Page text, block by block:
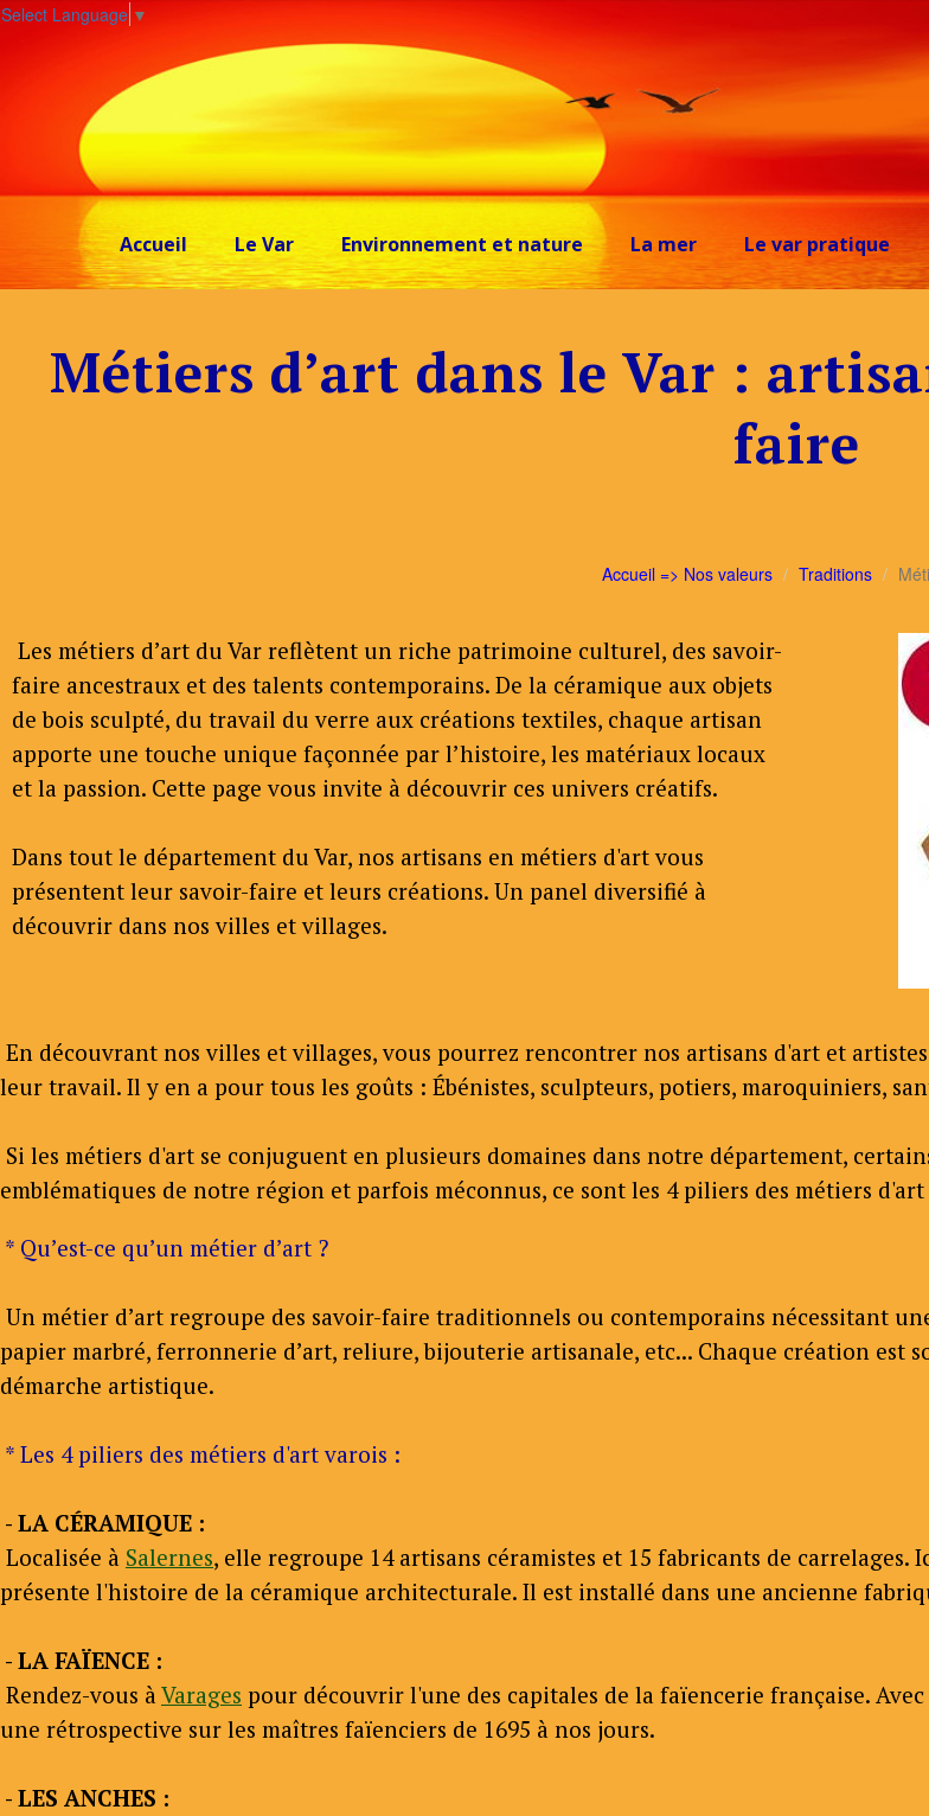
Select Language ▼
Accueil Le Var Environnement et nature La mer Le var pratique
Métiers d’art dans le Var :
faire
Accueil => Nos valeurs Traditions
Les métiers d’art du Var reflètent un riche patrimoine culturel, des savoir-
faire ancestraux et des talents contemporains. De la céramique aux objets
de bois sculpté, du travail du verre aux créations textiles, chaque artisan
apporte une touche unique façonnée par l’histoire, les matériaux locaux
et la passion. Cette page vous invite à découvrir ces univers créatifs.
Dans tout le département du Var, nos artisans en métiers d'art vous
présentent leur savoir-faire et leurs créations. Un panel diversifié à
découvrir dans nos villes et villages.
En découvrant nos villes et villages, vous pourrez rencontrer nos artisans d'art et
leur travail. Il y en a pour tous les goûts : Ébénistes, sculpteurs, potiers, maroquiniers,
Si les métiers d'art se conjuguent en plusieurs domaines dans notre département,
emblématiques de notre région et parfois méconnus, ce sont les 4 piliers des métiers
* Qu’est-ce qu’un métier d’art ?
Un métier d’art regroupe des savoir-faire traditionnels ou contemporains nécessitant
papier marbré, ferronnerie d’art, reliure, bijouterie artisanale, etc... Chaque création
démarche artistique.
* Les 4 piliers des métiers d'art varois :
- LA CÉRAMIQUE :
Localisée à Salernes, elle regroupe 14 artisans céramistes et 15 fabricants de
présente l'histoire de la céramique architecturale. Il est installé dans une ancienne
- LA FAÏENCE :
Rendez-vous àVarages pour découvrir l'une des capitales de la faïencerie française.
une rétrospective sur les maîtres faïenciers de 1695 à nos jours.
- LES ANCHES :